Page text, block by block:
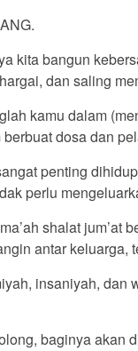
kita bangun
dan saling
kamu dalam
dosa dan
penting
perlu
shalat jum’at
antar keluarga,
insaniyah, dan
baginya akan